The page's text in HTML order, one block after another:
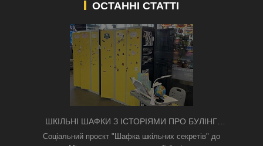
ОСТАННІ СТАТТІ
ШКІЛЬНІ ШАФКИ З ІСТОРІЯМИ ПРО БУЛІНГ
З'ЯВИЛИСЯ В КИЄВІ
Соціальний проєкт "Шафка шкільних секретів" до